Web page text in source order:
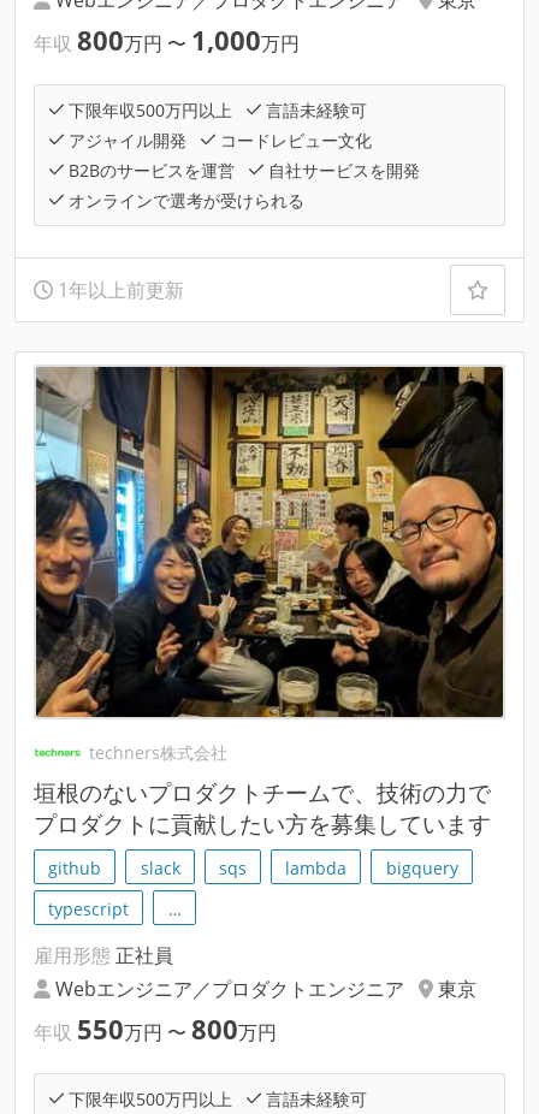
年収 800万円 〜 1,000万円
下限年収500万円以上
言語未経験可
アジャイル開発
コードレビュー文化
B2Bのサービスを運営
自社サービスを開発
オンラインで選考が受けられる
1年以上前更新
techners株式会社
垣根のないプロダクトチームで、技術の力で
プロダクトに貢献したい方を募集しています
github slack sqs lambda
bigquery
typescript
…
雇用形態 正社員
Webエンジニア／プロダクトエンジニア
東京
年収 550万円 〜 800万円
下限年収500万円以上
言語未経験可